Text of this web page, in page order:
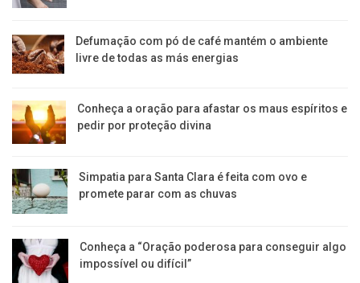
Defumação com pó de café mantém o ambiente
livre de todas as más energias
Conheça a oração para afastar os maus espíritos e
pedir por proteção divina
Simpatia para Santa Clara é feita com ovo e
promete parar com as chuvas
Conheça a “Oração poderosa para conseguir algo
impossível ou difícil”